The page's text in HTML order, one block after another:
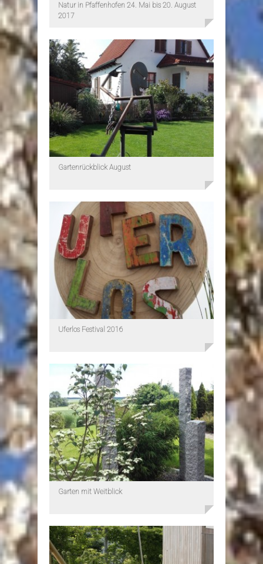
Natur in Pfaffenhofen 24. Mai bis 20. August
2017
Gartenrückblick August
Uferlos Festival 2016
Garten mit Weitblick